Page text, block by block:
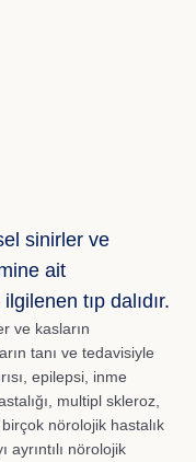
sinirler ve
ait
tıp dalıdır.
ve kasların
tanı ve tedavisiyle
epilepsi, inme
multipl skleroz,
birçok nörolojik hastalık
nörolojik